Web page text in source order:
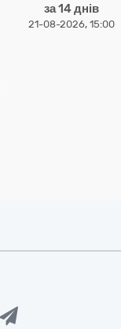
за 14 днів
21-08-2026, 15:00